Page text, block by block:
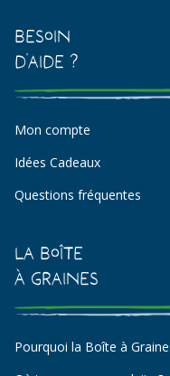
Besoin
d'aide ?
Mon compte
Idées Cadeaux
Questions fréquentes
La Boîte
à Graines
Pourquoi la Boîte à